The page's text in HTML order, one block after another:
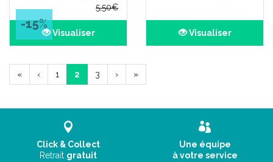
5,50€
-15%
Visualiser Visualiser
« ‹ 1 2 3 › »
Click & Collect
Retrait gratuit
Une équipe
à votre service